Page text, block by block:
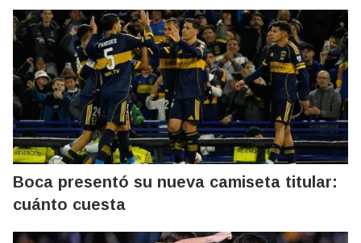
Boca presentó su nueva camiseta titular:
cuánto cuesta